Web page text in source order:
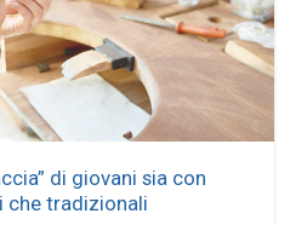
di giovani sia con
che tradizionali